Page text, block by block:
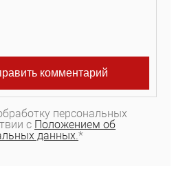
персональных
с Положением об
данных.*